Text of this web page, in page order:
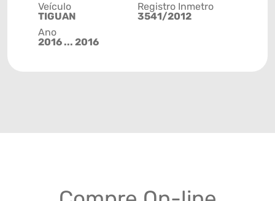
Veículo
TIGUAN
Ano
2016 ... 2016
Registro Inmetro
3541/2012